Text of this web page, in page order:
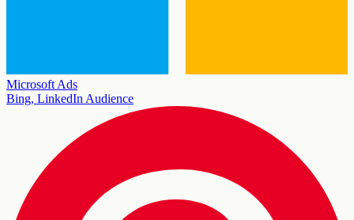
Microsoft Ads
Bing, LinkedIn Audience